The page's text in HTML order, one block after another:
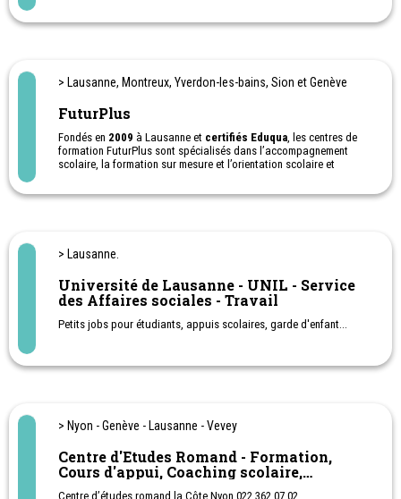
> Lausanne, Montreux, Yverdon-les-bains, Sion et Genève
FuturPlus
Fondés en 2009 à Lausanne et certifiés Eduqua , les centres de
formation FuturPlus sont spécialisés dans l’accompagnement
scolaire, la formation sur mesure et l’orientation scolaire et
propose du soutien scolaire toutes matières et niveaux, une école
d’orientation scolaire et professionnel. Sa philosophie repose sur
une conviction forte :apprendre autrement, en tenant compte du
apprenant, afin de redonner confiance, motivation et sens à
Nos 4 adresses:
Ch. des Collines 2b, 1950 Sion
> Lausanne.
Université de Lausanne - UNIL - Service
des Affaires sociales - Travail
Petits jobs pour étudiants, appuis scolaires, garde d'enfant...
> Nyon - Genève - Lausanne - Vevey
Centre d'Etudes Romand - Formation,
Cours d'appui, Coaching scolaire,
Préparations aux examens
Centre d’études romand la Côte Nyon 022 362 07 02